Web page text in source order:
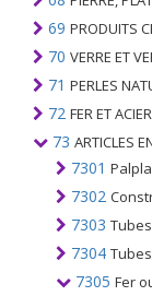
69 PRODUITS
70 VERRE ET
71 PERLES NATURELLES ET DE CULTURE;
72 FER ET ACIER
73 ARTICLES
7301 Palplanches en
7302 Constructions de voies
7303
7304 Tubes,
7305 Fer ou acier (à